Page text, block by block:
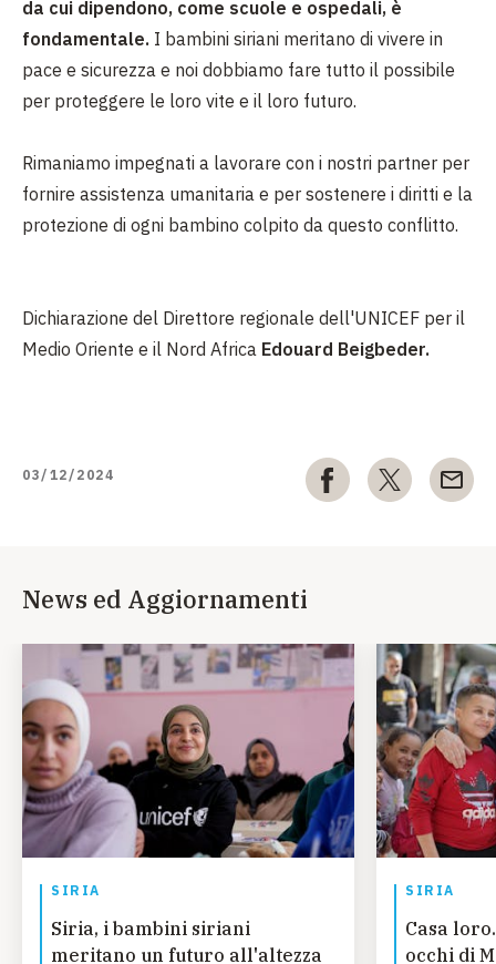
da cui dipendono, come scuole e ospedali, è
fondamentale. I bambini siriani meritano di vivere in
pace e sicurezza e noi dobbiamo fare tutto il possibile
per proteggere le loro vite e il loro futuro.
Rimaniamo impegnati a lavorare con i nostri partner per
fornire assistenza umanitaria e per sostenere i diritti e la
protezione di ogni bambino colpito da questo conflitto.
Dichiarazione del Direttore regionale dell'UNICEF per il
Medio Oriente e il Nord Africa Edouard Beigbeder.
03/12/2024
News ed Aggiornamenti
SIRIA
Siria, i bambini siriani
meritano un futuro all'altezza
SIRIA
Casa
occhi di